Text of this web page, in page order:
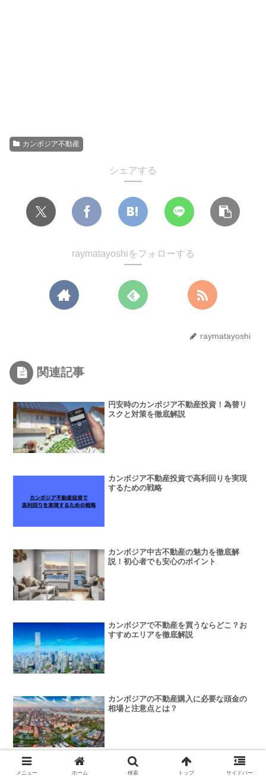
カンボジア不動産
シェアする
raymatayoshiをフォローする
raymatayoshi
関連記事
円安時のカンボジア不動産投資！為替リ
スクと対策を徹底解説
カンボジア不動産投資で高利回りを実現
するための戦略
カンボジア中古不動産の魅力を徹底解
説！初心者でも安心のポイント
カンボジアで不動産を買うならどこ？お
すすめエリアを徹底解説
カンボジアの不動産購入に必要な頭金の
相場と注意点とは？
カンボジアでコンドミニアムを購入する
メニュー ホーム 検索 トップ サイドバー